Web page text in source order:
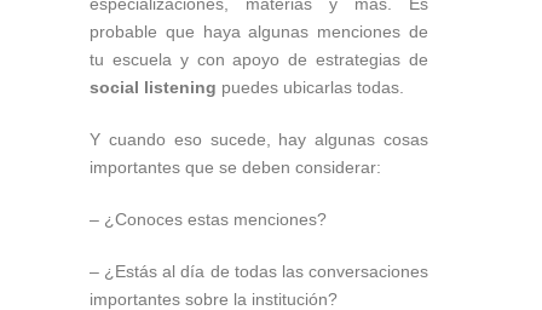
probable que haya algunas menciones de
tu escuela y con apoyo de estrategias de
social listening puedes ubicarlas todas.
Y cuando eso sucede, hay algunas cosas
importantes que se deben considerar:
– ¿Conoces estas menciones?
– ¿Estás al día de todas las conversaciones
importantes sobre la institución?